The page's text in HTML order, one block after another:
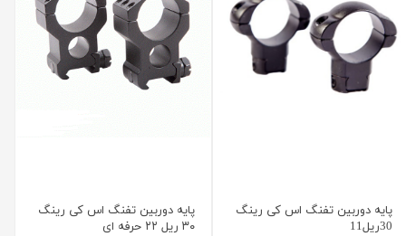
پایه دوربین تفنگ اس کی رینگ
30ریل11
پایه دوربین تفنگ اس کی رینگ
۳۰ ریل ۲۲ حرفه ای